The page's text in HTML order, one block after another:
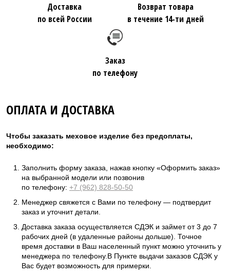
Доставка
по всей России
Возврат товара
в течение 14-ти дней
Заказ
по телефону
ОПЛАТА И ДОСТАВКА
Чтобы заказать меховое изделие без предоплаты,
необходимо:
Заполнить форму заказа, нажав кнопку «Оформить заказ»
на выбранной модели или позвонив
по телефону: +7 (962) 828-50-50
Менеджер свяжется с Вами по телефону — подтвердит
заказ и уточнит детали.
Доставка заказа осуществляется СДЭК и займет от 3 до 7
рабочих дней (в удаленные районы дольше). Точное
время доставки в Ваш населенный пункт можно уточнить у
менеджера по телефону.В Пункте выдачи заказов СДЭК у
Вас будет возможность для примерки.